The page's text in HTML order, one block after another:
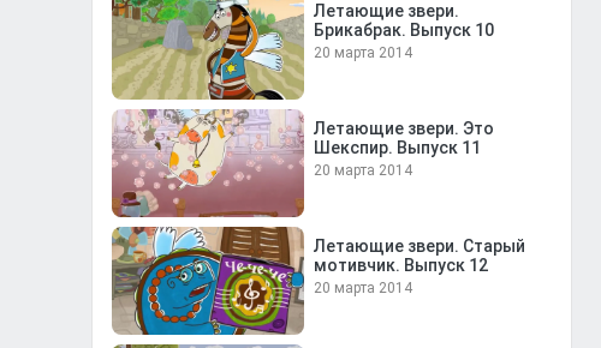
Летающие звери.
Брикабрак. Выпуск 10
20 марта 2014
Летающие звери. Это
Шекспир. Выпуск 11
20 марта 2014
Летающие звери. Старый
мотивчик. Выпуск 12
20 марта 2014